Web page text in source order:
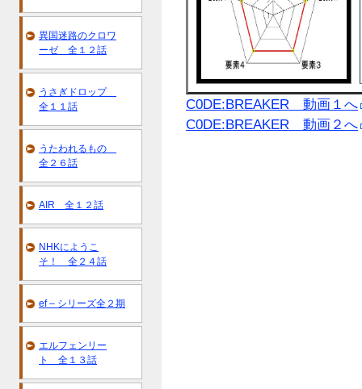
C0DE:BREAKER 動画１へ
C0DE:BREAKER 動画２へ
異国迷路のクロワ
ーゼ 全１２話
うさぎドロップ
全１１話
うたわれるもの
全２６話
AIR 全１２話
NHKにようこ
そ！ 全２４話
ef – シリーズ全２期
エルフェンリー
ト 全１３話